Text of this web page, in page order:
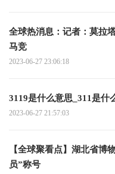
全球热消息：记者：莫拉
马竞
2023-06-27 23:06:18
3119是什么意思_311是什
2023-06-27 21:57:03
【全球聚看点】湖北省博
员”称号